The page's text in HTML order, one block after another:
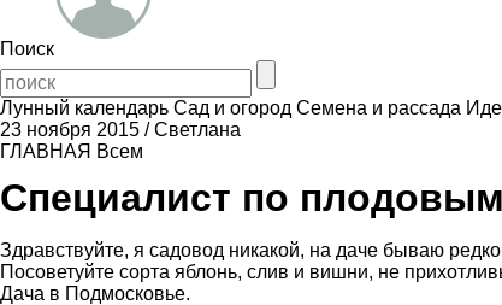
Поиск
Лунный календарь Сад и огород Семена и рассада
23 ноября 2015 /Светлана
ГЛАВНАЯ Всем
Специалист по
Здравствуйте, я садовод никакой, на даче бываю
Посоветуйте сорта яблонь, слив и вишни, не
Дача в Подмосковье.